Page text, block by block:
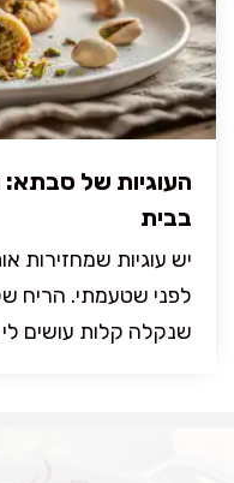
העוגיות של
בבית
יש עוגיות שמחזירות
לפני שטעמתי. הריח
שנקלה קלות עושים